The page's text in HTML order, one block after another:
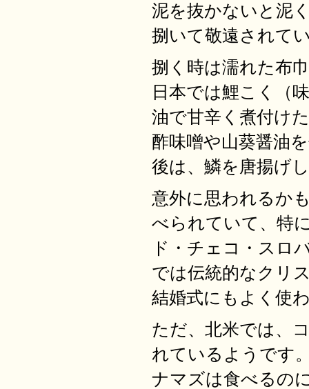
泥を抜かないと泥
捌いて敬遠されて
捌く時は濡れた布
日本では鯉こく（
油で甘辛く煮付け
酢味噌や山葵醤油
後は、鱗を唐揚げ
意外に思われるか
べられていて、特
ド・チェコ・スロ
では伝統的なクリ
結婚式にもよく使
ただ、北米では、
れているようです
ナマズは食べるの